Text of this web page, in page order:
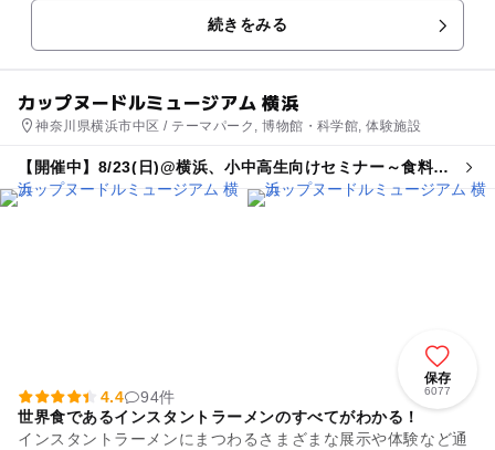
続きをみる
カップヌードルミュージアム 横浜
神奈川県横浜市中区 / テーマパーク, 博物館・科学館, 体験施設
【開催中】8/23(日)@横浜、小中高生向けセミナー～食料支
援現場を疑似体験～
保存
6077
4.4
94件
世界食であるインスタントラーメンのすべてがわかる！
インスタントラーメンにまつわるさまざまな展示や体験など通